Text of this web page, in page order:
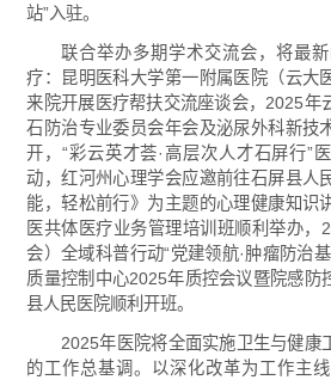
站”入驻。
联合举办多期学术交流会，将最
疗：昆明医科大学第一附属医院（云大
来院开展医疗帮扶交流座谈会，2025年
石防治专业委员会年会及泌尿外科新技
开，“彩云英才荟·高层次人才石屏行”
动，红河州心理学会应邀前往石屏县人
能，轻松前行》为主题的心理健康知识
医共体医疗业务管理培训班顺利举办，
会）全域科普行动“党建领航·肿瘤防治
质量控制中心2025年质控会议暨院感防
县人民医院顺利开班。
2025年医院将全面实施卫生与健康
的工作总基调。以深化改革为工作主